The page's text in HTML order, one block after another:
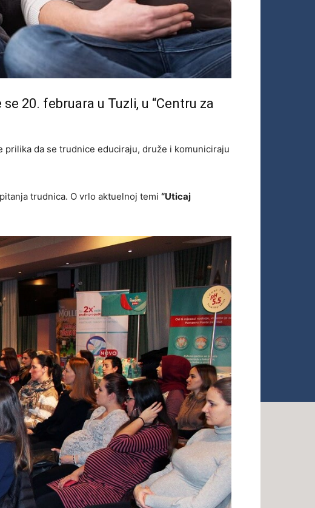
20. februara u Tuzli, u “Centru za
da se trudnice educiraju, druže i komuniciraju
trudnica. O vrlo aktuelnoj temi “Uticaj